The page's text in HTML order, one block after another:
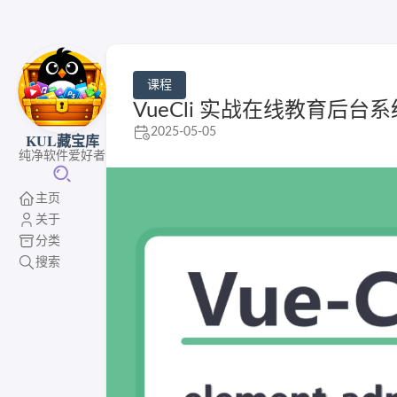
KUL藏宝库
纯净软件爱好者
主页
关于
分类
搜索
课程
VueCli 实战在线教育后台系
2025-05-05